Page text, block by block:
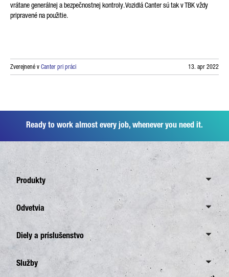
vrátane generálnej a bezpečnostnej kontroly. Vozidlá Canter sú tak v TBK vždy
pripravené na použitie.
Zverejnené v Canter pri práci 13. apr 2022
Ready to work almost every job, whenever you need it.
Produkty
Canter
7,5 ton
8,55 ton
Odvetvia
Odvetvia
Doprava pre stavebníctvo
Diely a príslušenstvo
Diely a príslušenstvo
Služby